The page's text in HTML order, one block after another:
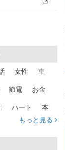
女性 車
節電 お金
ハート 本
トラック 木
もっと見る